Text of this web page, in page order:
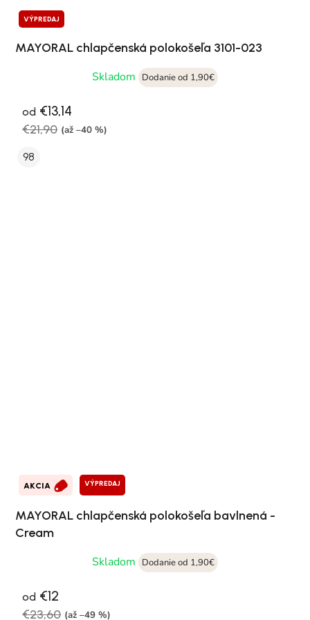
VÝPREDAJ
MAYORAL chlapčenská polokošeľa 3101-023
Skladom
Dodanie od 1,90€
od €13,14
€21,90 (až –40 %)
98
AKCIA VÝPREDAJ
MAYORAL chlapčenská polokošeľa bavlnená -
Cream
Skladom
Dodanie od 1,90€
od €12
€23,60 (až –49 %)